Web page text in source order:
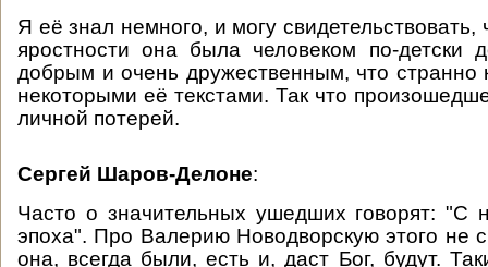
Я её знал немного, и могу свидетельствовать,
яростности она была человеком по-детски
добрым и очень дружественным, что странно
некоторыми её текстами. Так что
личной потерей.
Сергей Шаров-Делоне:
Часто о значительных ушедших говорят: "С
эпоха". Про Валерию Новодворскую этого не
она, всегда были, есть и, даст Бог, будут.